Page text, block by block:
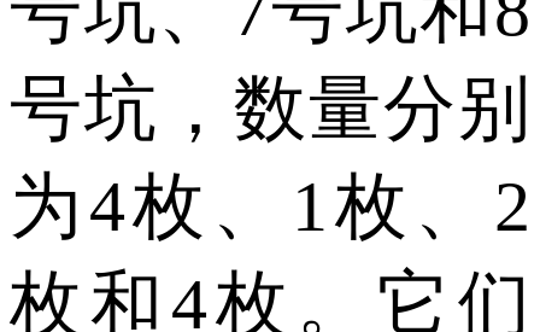
号坑，数量分别
为4枚、1枚、2
枚和4枚。它们